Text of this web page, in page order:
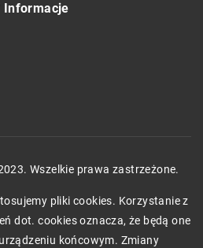
Informacje
Wszelkie prawa zastrzeżone.
pliki cookies. Korzystanie z
dot. cookies oznacza, że będą one
końcowym. Zmiany